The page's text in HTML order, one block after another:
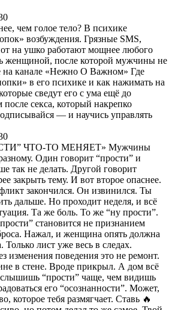
чем голое тело? В психике
возбуждения. Грязные SMS,
на ушко работают мощнее любого
женщиной, после которой мужчины не
на канале «Нежно О Важном» Где
в его психике и как нажимать на
сведут его с ума ещё до
секса, который накрепко
— и научись управлять
ЧТО-ТО МЕНЯЕТ» Мужчины
Один говорит “прости” и
так не делать. Другой говорит
закрыть тему. И вот второе опаснее.
закончился. Он извинился. Ты
дальше. Но проходит неделя, и всё
Та же боль. То же “ну прости”.
становится не признанием
Нажал, и женщина опять должна
Только лист уже весь в следах.
изменения поведения это не ремонт.
в стене. Вроде прикрыл. А дом всё
“прости” чаще, чем видишь
его “осознанности”. Может,
которое тебя размягчает. Ставь 🔥